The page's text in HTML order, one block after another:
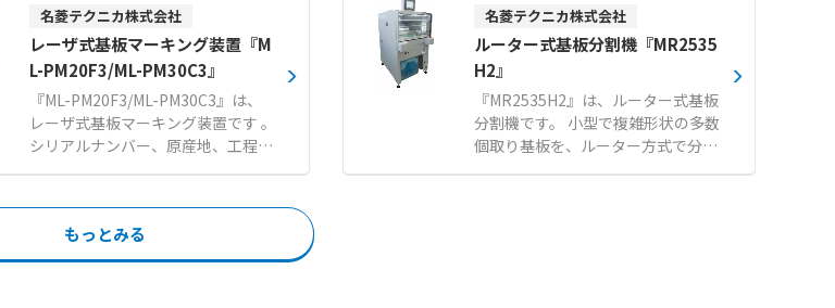
異業種からの新規参入、農福連携の
事業としても取り組みやすいシステ
ムです。 【特徴】 ●NFT方式とス
ライド式栽培台による資材コスト抑
制と面積の有効活用 ●ハイドロコン
トローラと熱交換器を用いた養液濃
度や温度の自動管理 ●設計から施工
および導入後の栽培技術指導まで一
規参入や自営カフェ向け野菜の店舗
生産 ●障害者就労支援施設などにお
ています。 【特徴】 ●5cm大の固
形物混入液体を低破損率で移送可能
●10万CPの高粘度液を超低速回転
で練らずに移送 ●わずか1〜2分で
簡単に分解できる優れたメンテナン
ス性 【用途・事例】 ●餃子、シュ
ーマイ、メンチカツなどの具材の成
型機ホッパーへの移送 ●デリケート
ます。 メーカー従来品と比べてソケ
ット部がスリム化されたことで、隣
接ポートとの干渉を大幅に軽減しま
す。 電源系統の冗長化管理に便利な
カラーモデル（赤／青）をラインア
ップし、誤脱事故を未然に防ぎま
タッチ取り付け ●接続機器を選ばず
にソケット側の内部構造のみで確実
のラッチがPDU内部の溝にロックす
る仕組みです。 ソケット側もC13や
C15、C19などの多様なコネクタ形
状に対応しています。 PSEやRoHS1
0に適合し、サーバーやネットワー
ク機器の安定稼働に貢献します。
名菱テクニカ株式会社
レーザ式基板マーキング装置『M
L-PM20F3/ML-PM30C3』
『ML-PM20F3/ML-PM30C3』は、
レーザ式基板マーキング装置です 。
シリアルナンバー、原産地、工程管
理用の二次元コードや文字をレーザ
ます 。 スタンプ方式に比べ印字品
質が安定し、かすれやつぶれのない
マーキングが可能です 。 ファイバ
名菱テクニカ株式会社
ルーター式基板分割機『MR2535
H2』
『MR2535H2』は、ルーター式基板
分割機です。 小型で複雑形状の多数
個取り基板を、ルーター方式で分割
します。 プリント基板を低ストレス
もっとみる